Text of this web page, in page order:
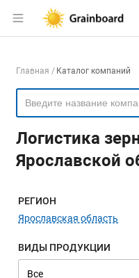
Раздел
Навигация по
Главная Каталог компаний
Логистика
Ярославской
Меню
РЕГИОН
Ярославская область
ВИДЫ ПРОДУКЦИИ